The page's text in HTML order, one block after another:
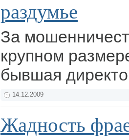
раздумье
За
крупном
бывшая
14.12.2009
Жадность